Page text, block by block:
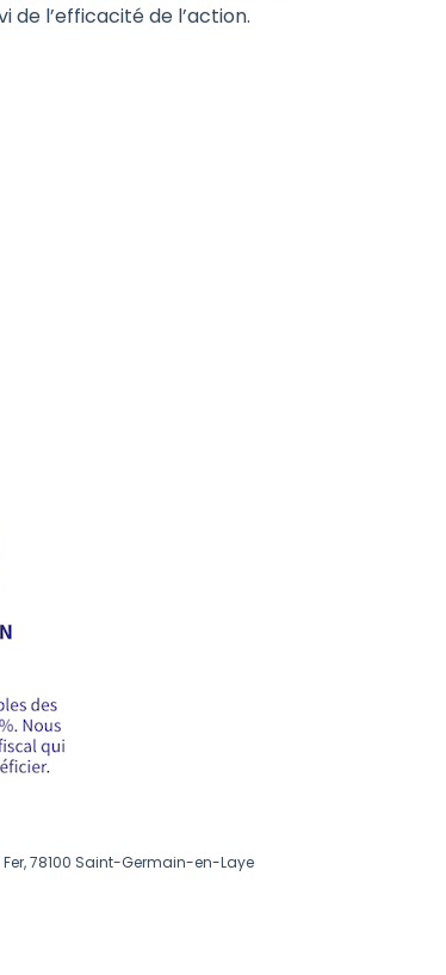
de l’efficacité de l’action.
78100 Saint-Germain-en-Laye